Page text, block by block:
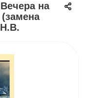
на
Н.В.